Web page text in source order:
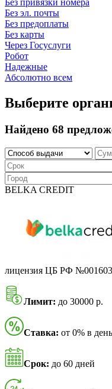
Без эл. почты
Без предоплаты
Без карты
Через Госуслуги
Робот
Надежные
Абсолютно всем
Выберите
Найдено 68
BELKA CREDIT
лицензия ЦБ РФ
Лимит: до 30000 р.
Ставка: от 0% в день
Срок: до 60 дней